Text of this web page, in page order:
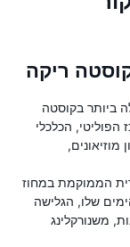
ביותר בקוסטה
הכלכלי
הממוקמת במחוז
שלו, הגלישה
משנורקלינג